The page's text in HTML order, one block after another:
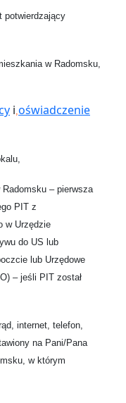
potwierdzający
w Radomsku,
i oświadczenie
Radomsku – pierwsza
PIT z
w Urzędzie
do US lub
lub Urzędowe
– jeśli PIT został
internet, telefon,
na Pani/Pana
w którym